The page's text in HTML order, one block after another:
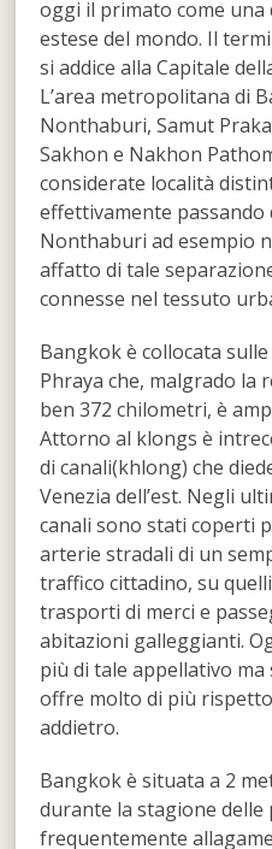
oggi il primato come una
estese del mondo. Il
si addice alla Capitale
L’area metropolitana di
Nonthaburi, Samut
Sakhon e Nakhon
considerate località
effettivamente passando
Nonthaburi ad esempio
affatto di tale
connesse nel tessuto
Bangkok è collocata
Phraya che, malgrado la
ben 372 chilometri, è
Attorno al klongs è
di canali(khlong) che
Venezia dell’est. Negli
canali sono stati coperti
arterie stradali di un
traffico cittadino, su
trasporti di merci e
abitazioni galleggianti.
più di tale appellativo
offre molto di più
addietro.
Bangkok è situata a 2
durante la stagione delle
frequentemente